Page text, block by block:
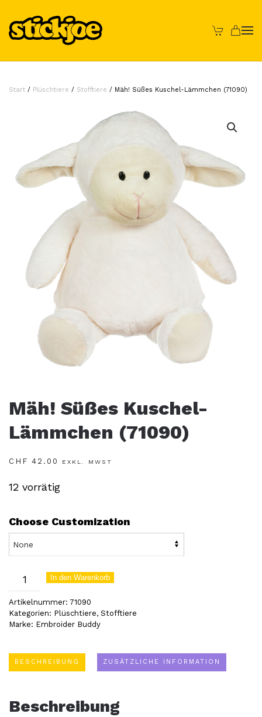
Skip to main content
Start / Plüschtiere / Stofftiere / Mäh! Süßes Kuschel-Lämmchen (71090)
Mäh! Süßes Kuschel-
Lämmchen (71090)
CHF 42.00 EXKL. MWST
12 vorrätig
Choose Customization
Mäh!
Süßes
Kuschel-
Lämmchen
Menge
In den Warenkorb
Artikelnummer: 71090
Kategorien: Plüschtiere, Stofftiere
Marke: Embroider Buddy
BESCHREIBUNG ZUSÄTZLICHE INFORMATION
Beschreibung